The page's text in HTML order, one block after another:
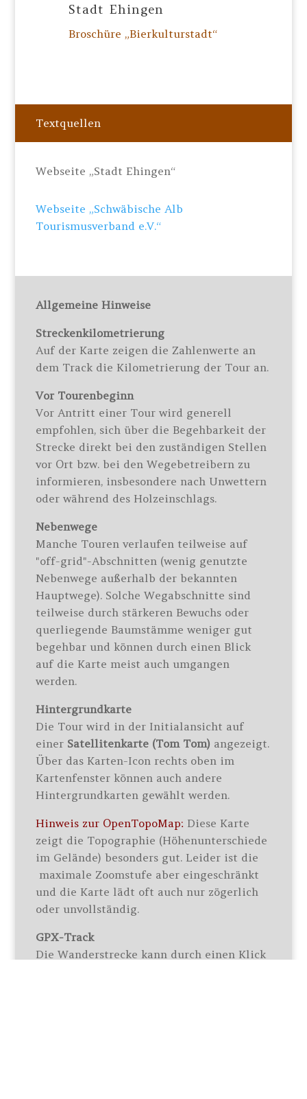
Stadt Ehingen
Broschüre „Bierkulturstadt“
Textquellen
Webseite „Stadt Ehingen“
Webseite „Schwäbische Alb
Tourismusverband e.V.“
Allgemeine Hinweise
Streckenkilometrierung
Auf der Karte zeigen die Zahlenwerte an
dem Track die Kilometrierung der Tour an.
Vor Tourenbeginn
Vor Antritt einer Tour wird generell
empfohlen, sich über die Begehbarkeit der
Strecke direkt bei den zuständigen Stellen
vor Ort bzw. bei den Wegebetreibern zu
informieren, insbesondere nach Unwettern
oder während des Holzeinschlags.
Nebenwege
Manche Touren verlaufen teilweise auf
"off-grid"-Abschnitten (wenig genutzte
Nebenwege außerhalb der bekannten
Hauptwege). Solche Wegabschnitte sind
teilweise durch stärkeren Bewuchs oder
querliegende Baumstämme weniger gut
begehbar und können durch einen Blick
auf die Karte meist auch umgangen
werden.
Hintergrundkarte
Die Tour wird in der Initialansicht auf
einer Satellitenkarte (Tom Tom) angezeigt.
Über das Karten-Icon rechts oben im
Kartenfenster können auch andere
Hintergrundkarten gewählt werden.
Hinweis zur OpenTopoMap: Diese Karte
zeigt die Topographie (Höhenunterschiede
im Gelände) besonders gut. Leider ist die
maximale Zoomstufe aber eingeschränkt
und die Karte lädt oft auch nur zögerlich
oder unvollständig.
GPX-Track
Die Wanderstrecke kann durch einen Klick